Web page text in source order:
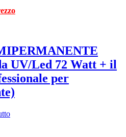
UV/Led 72 Watt + il
per